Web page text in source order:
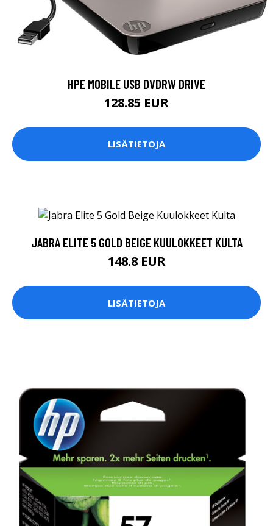
HPE MOBILE USB DVDRW DRIVE
128.85 EUR
LISÄTIETOJA
JABRA ELITE 5 GOLD BEIGE KUULOKKEET KULTA
148.8 EUR
LISÄTIETOJA